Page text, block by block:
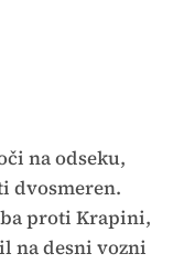
na odseku,
dvosmeren.
proti Krapini,
na desni vozni